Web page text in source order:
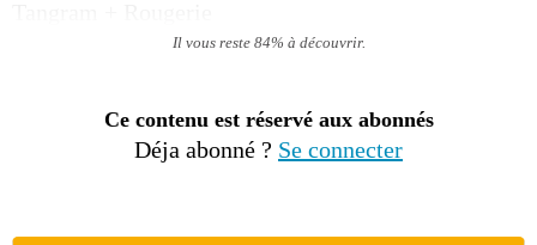
Il vous reste 84% à découvrir.
Ce contenu est réservé aux abonnés
Déja abonné ? Se connecter